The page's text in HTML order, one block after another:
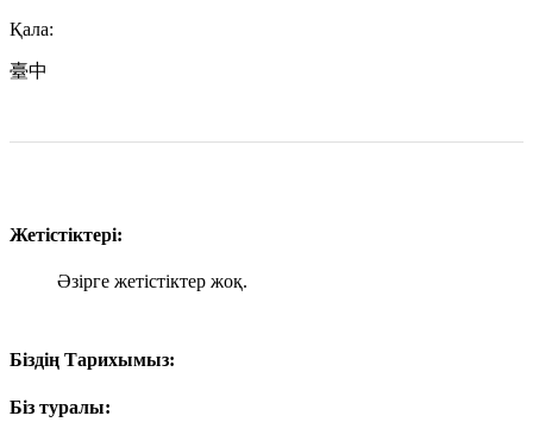
Қала:
臺中
Жетістіктері:
Әзірге жетістіктер жоқ.
Біздің Тарихымыз:
Біз туралы: